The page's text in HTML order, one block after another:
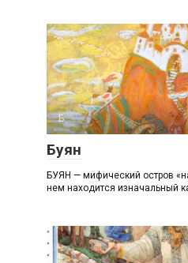
Б
Буян
БУЯН — мифический остров
нем находится изначальный